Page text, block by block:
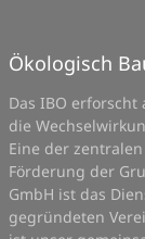
Ökologisch
Das IBO
die
Eine der
Förderung der
GmbH ist das
gegründeten